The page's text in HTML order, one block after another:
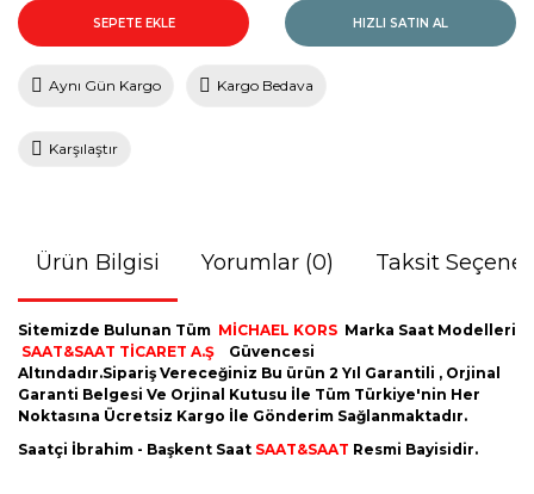
SEPETE EKLE HIZLI SATIN AL
Aynı Gün Kargo Kargo Bedava
Karşılaştır
Ürün Bilgisi Yorumlar (0) Taksit
Sitemizde Bulunan Tüm MİCHAEL KORS Marka Saat Modelleri
SAAT&SAAT TİCARET A.Ş
Güvencesi
Altındadır.Sipariş Vereceğiniz Bu ürün 2 Yıl Garantili , Orjinal
Garanti Belgesi Ve Orjinal Kutusu İle Tüm Türkiye'nin Her
Noktasına Ücretsiz Kargo İle Gönderim Sağlanmaktadır.
Saatçi İbrahim - Başkent Saat SAAT&SAAT Resmi Bayisidir.